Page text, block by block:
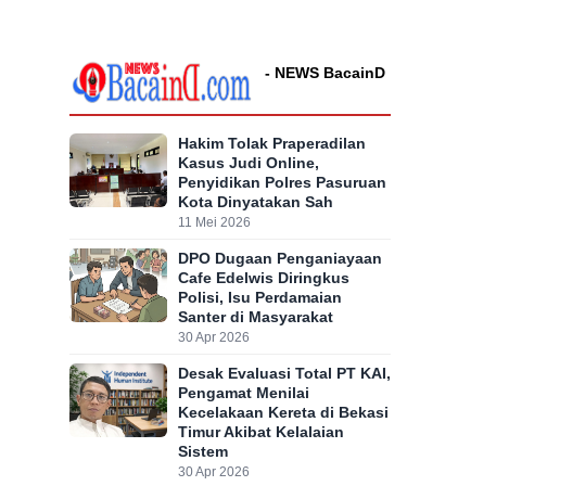
- NEWS BacainD
Hakim Tolak Praperadilan
Kasus Judi Online,
Penyidikan Polres Pasuruan
Kota Dinyatakan Sah
11 Mei 2026
DPO Dugaan Penganiayaan
Cafe Edelwis Diringkus
Polisi, Isu Perdamaian
Santer di Masyarakat
30 Apr 2026
Desak Evaluasi Total PT KAI,
Pengamat Menilai
Kecelakaan Kereta di Bekasi
Timur Akibat Kelalaian
Sistem
30 Apr 2026